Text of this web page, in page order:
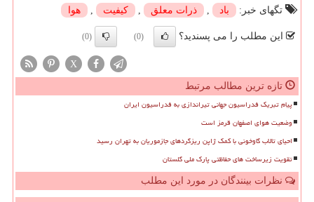
تگهای خبر:
باد , ذرات معلق , كیفیت , هوا
این مطلب را می پسندید؟ (0)
(0)
X
تازه ترین مطالب مرتبط
پیام تبریک فدراسیون جهانی تیراندازی به فدراسیون ایران
وضعیت هوای اصفهان قرمز است
احیای تالاب گاوخونی با کمک ژاپن ریزگردهای جازموریان به تهران رسید
تقویت زیرساخت های حفاظتی پارک ملی گلستان
نظرات بینندگان در مورد این مطلب